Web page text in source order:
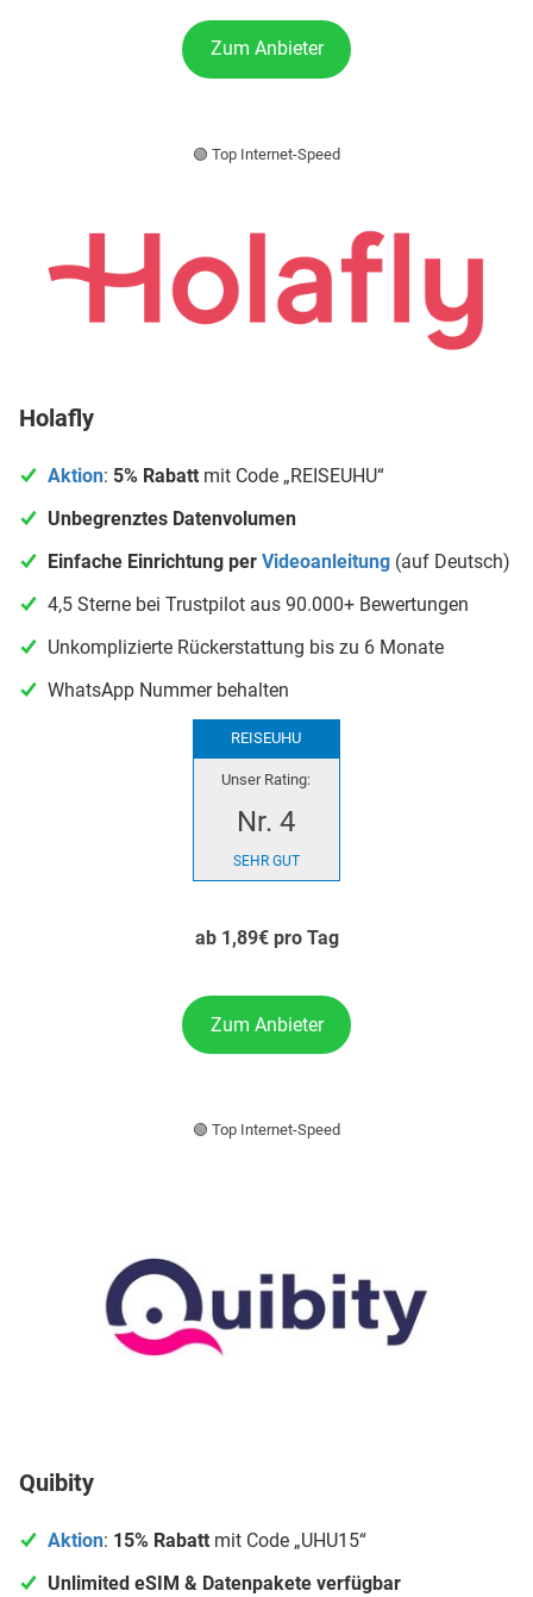
Zum Anbieter
🟢 Top Internet-Speed
Holafly
Aktion: 5% Rabatt mit Code „REISEUHU“
Unbegrenztes Datenvolumen
Einfache Einrichtung per Videoanleitung (auf Deutsch)
4,5 Sterne bei Trustpilot aus 90.000+ Bewertungen
Unkomplizierte Rückerstattung bis zu 6 Monate
WhatsApp Nummer behalten
REISEUHU
Unser Rating:
Nr. 4
SEHR GUT
ab 1,89€ pro Tag
Zum Anbieter
🟢 Top Internet-Speed
Quibity
Aktion: 15% Rabatt mit Code „UHU15“
Unlimited eSIM & Datenpakete verfügbar